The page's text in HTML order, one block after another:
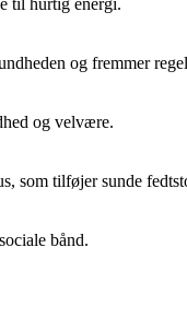
til hurtig energi.
og fremmer
og velvære.
som tilføjer sunde
bånd.